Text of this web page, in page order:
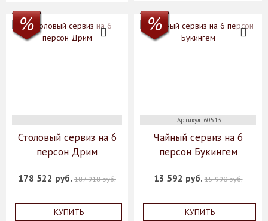
Столовый сервиз на 6
персон Дрим
178 522 руб. 187 918 руб.
КУПИТЬ
Артикул: 60513
Чайный сервиз на 6
персон Букингем
13 592 руб.15 990 руб.
КУПИТЬ